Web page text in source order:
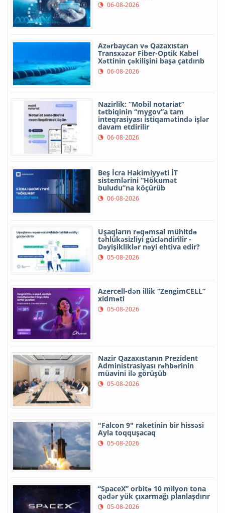
06-08-2026
Azərbaycan və Qazaxıstan
Transxəzər Fiber-Optik Kabel
Xəttinin çəkilişini başa çatdırıb
06-08-2026
Nazirlik: “Mobil notariat”
tətbiqinin “mygov”a tam
inteqrasiyası istiqamətində işlər
davam etdirilir
06-08-2026
Beş İcra Hakimiyyəti İT
sistemlərini “Hökumət
buludu”na köçürüb
06-08-2026
Uşaqların rəqəmsal mühitdə
təhlükəsizliyi gücləndirilir -
Dəyişikliklər nəyi ehtiva edir?
05-08-2026
Azercell-dən illik “ZengimCELL”
xidməti
05-08-2026
Nazir Qazaxıstanın Prezident
Administrasiyası rəhbərinin
müavini ilə görüşüb
05-08-2026
"Falcon 9" raketinin bir hissəsi
Ayla toqquşacaq
05-08-2026
“SpaceX” orbitə 10 milyon tona
qədər yük çıxarmağı planlaşdırır
05-08-2026